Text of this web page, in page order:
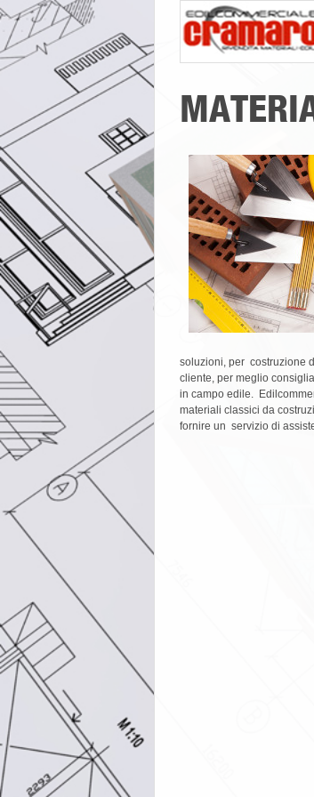
soluzioni, per costruzione
cliente, per meglio
in campo edile.
materiali classici da
fornire un servizio di